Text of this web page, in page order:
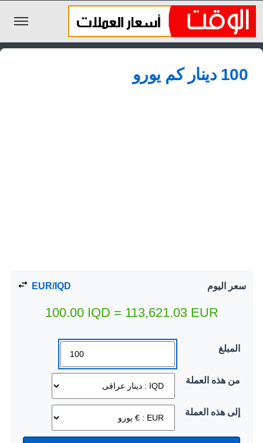
الليرة السورية
الجنيه المصري
100 دينار كم يورو
سعر اليوم EUR/IQD
100.00 IQD = 113,621.03 EUR
المبلغ
من هذه العملة
إلى هذه العملة